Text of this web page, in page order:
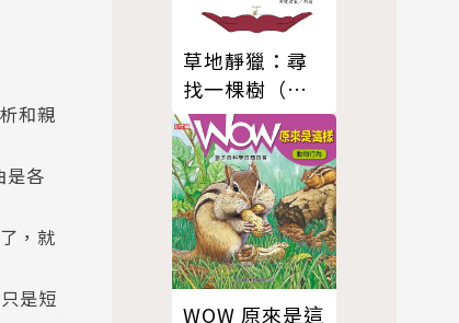
和親
是各
，就
是短
草地靜獵：尋
找一棵樹（有
聲書）
WOW 原來是這